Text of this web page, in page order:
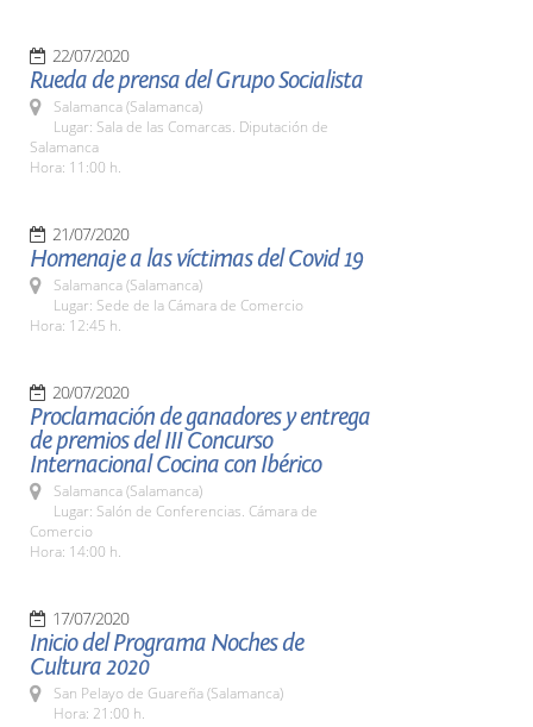
22/07/2020
Rueda de prensa del Grupo Socialista
Salamanca (Salamanca)
Lugar: Sala de las Comarcas. Diputación de
Salamanca
Hora: 11:00 h.
21/07/2020
Homenaje a las víctimas del Covid 19
Salamanca (Salamanca)
Lugar: Sede de la Cámara de Comercio
Hora: 12:45 h.
20/07/2020
Proclamación de ganadores y entrega
de premios del III Concurso
Internacional Cocina con Ibérico
Salamanca (Salamanca)
Lugar: Salón de Conferencias. Cámara de
Comercio
Hora: 14:00 h.
17/07/2020
Inicio del Programa Noches de
Cultura 2020
San Pelayo de Guareña (Salamanca)
Hora: 21:00 h.